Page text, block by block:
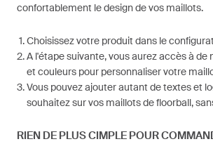
confortablement le design de vos maillots.
Choisissez votre produit dans le
A l'étape suivante, vous aurez accès à de
et couleurs pour personnaliser votre
Vous pouvez ajouter autant de textes et
souhaitez sur vos maillots de floorball,
RIEN DE PLUS CIMPLE POUR